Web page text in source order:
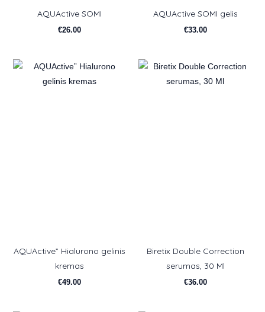
AQUActive SOMI
€26.00
AQUActive SOMI gelis
€33.00
AQUActive” Hialurono gelinis
kremas
€49.00
Biretix Double Correction
serumas, 30 Ml
€36.00